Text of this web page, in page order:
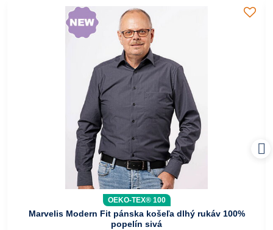
OEKO-TEX® 100
Marvelis Modern Fit pánska košeľa dlhý rukáv 100%
popelín sivá